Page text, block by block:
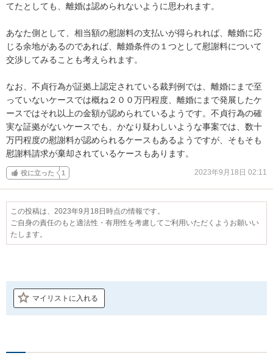
てたとしても、離婚は認められないように思われます。
あなた側として、相当額の慰謝料の支払いが得られれば、離婚に応
じる余地があるのであれば、離婚条件の１つとして慰謝料について
交渉してみることも考えられます。
なお、不貞行為が証拠上認定されている裁判例では、離婚にまで至
っていないケースでは概ね２００万円程度、離婚にまで発展したケ
ースではそれ以上の金額が認められているようです。不貞行為の確
実な証拠がないケースでも、かなり疑わしいような事案では、数十
万円程度の慰謝料が認められるケースもあるようですが、そもそも
慰謝料請求が棄却されているケースもあります。
役に立った 1 2023年9月18日 02:11
この投稿は、2023年9月18日時点の情報です。
ご自身の責任のもと適法性・有用性を考慮してご利用いただくようお願いい
たします。
マイリストに入れる